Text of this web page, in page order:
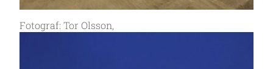
Fotograf: Tor Olsson,